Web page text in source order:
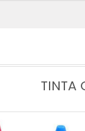
TINTA